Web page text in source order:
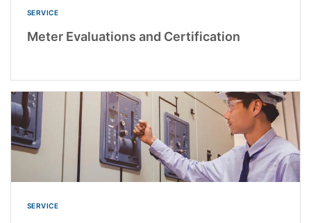
SERVICE
Meter Evaluations and Certification
SERVICE